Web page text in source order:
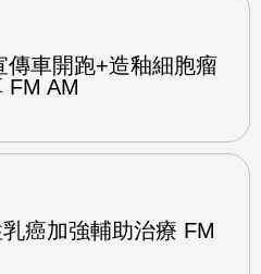
傳車開跑+造釉細胞瘤
FM AM
癌加強輔助治療 FM